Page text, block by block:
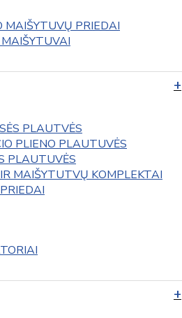
MAIŠYTUVŲ PRIEDAI
PLAUTVĖS
PLIENO PLAUTUVĖS
PLAUTUVĖS
MAIŠYTUTVŲ KOMPLEKTAI